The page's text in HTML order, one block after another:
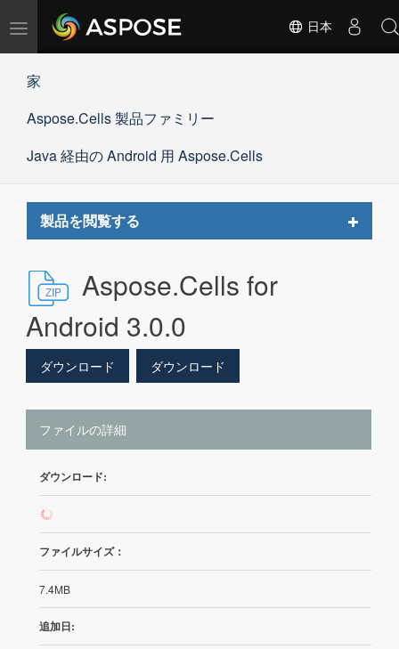
ナ
ー
ョ
日本
家
Aspose.Cells 製品ファミリー
Java 経由の Android 用 Aspose.Cells
製品を閲覧する
Toggle
Aspose.Cells for
Android 3.0.0
ダウンロード ダウンロード
ファイルの詳細
ダウンロード:
139
ファイルサイズ：
7.4MB
追加日: